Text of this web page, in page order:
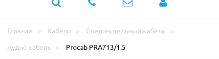
Главная Кабели
Соединительный кабель
Аудио кабель
Procab PRA713/1.5